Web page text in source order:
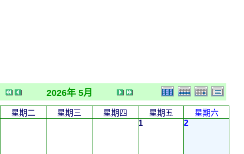
2026年 5月
星期二 星期三 星期四 星期五
星期六
1
2